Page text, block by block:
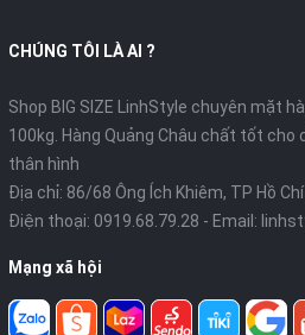
CHÚNG TÔI LÀ AI ?
Shop BIG SIZE LinhStyle chuyên mặt
100kg. Hàng Quảng Châu chất tốt
thân hình
Địa chỉ: 86/68 Ông Ích Khiêm, TP Hồ
Điện thoại: 0919.68.79.28 - Email:
Mạng xã hội